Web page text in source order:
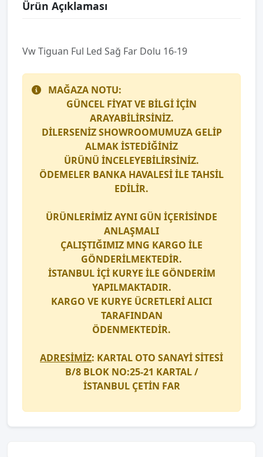
Ürün Açıklaması
Vw Tiguan Ful Led Sağ Far Dolu 16-19
MAĞAZA NOTU:
GÜNCEL FİYAT VE BİLGİ İÇİN
ARAYABİLİRSİNİZ.
DİLERSENİZ SHOWROOMUMUZA GELİP
ALMAK İSTEDİĞİNİZ
ÜRÜNÜ İNCELEYEBİLİRSİNİZ.
ÖDEMELER BANKA HAVALESİ İLE TAHSİL
EDİLİR.
ÜRÜNLERİMİZ AYNI GÜN İÇERİSİNDE
ANLAŞMALI
ÇALIŞTIĞIMIZ MNG KARGO İLE
GÖNDERİLMEKTEDİR.
İSTANBUL İÇİ KURYE İLE GÖNDERİM
YAPILMAKTADIR.
KARGO VE KURYE ÜCRETLERİ ALICI
TARAFINDAN
ÖDENMEKTEDİR.
ADRESİMİZ: KARTAL OTO SANAYİ SİTESİ
B/8 BLOK NO:25-21 KARTAL /
İSTANBUL ÇETİN FAR